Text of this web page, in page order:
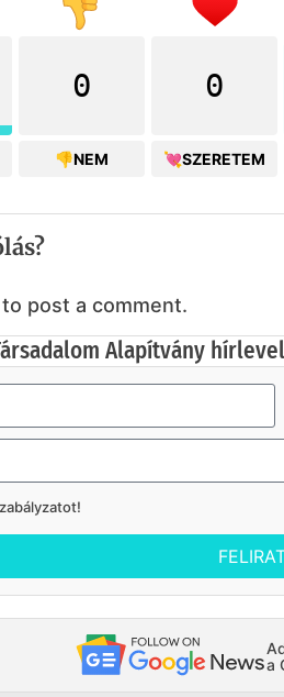
0
👎NEM
0
💘SZERETEM
post a comment.
Alapítvány
!
a